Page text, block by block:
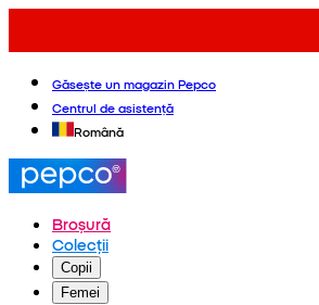
Găsește un magazin Pepco
Centrul de asistență
Română
Broșură
Colecții
Copii
Femei